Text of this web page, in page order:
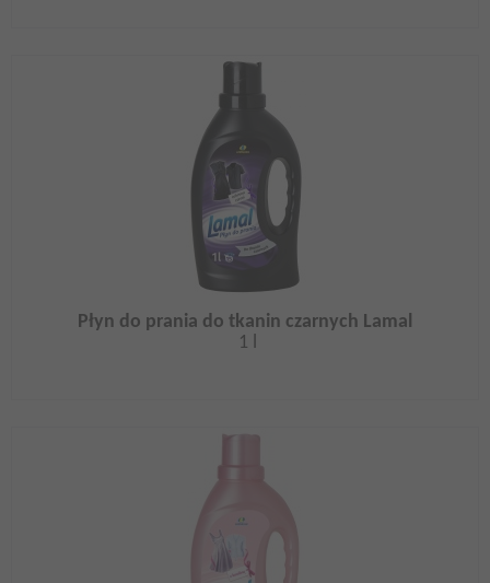
Płyn do prania do tkanin czarnych Lamal
1 l